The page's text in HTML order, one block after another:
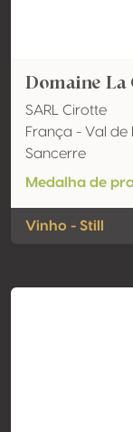
Domaine
SARL Cirotte
França - Val de
Sancerre
Medalha de
Vinho - Still